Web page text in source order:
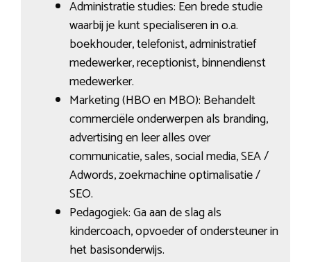
Administratie studies: Een brede studie
waarbij je kunt specialiseren in o.a.
boekhouder, telefonist, administratief
medewerker, receptionist, binnendienst
medewerker.
Marketing (HBO en MBO): Behandelt
commerciële onderwerpen als branding,
advertising en leer alles over
communicatie, sales, social media, SEA /
Adwords, zoekmachine optimalisatie /
SEO.
Pedagogiek: Ga aan de slag als
kindercoach, opvoeder of ondersteuner in
het basisonderwijs.